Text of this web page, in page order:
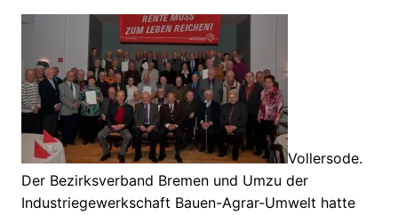
Vollersode.
Der Bezirksverband Bremen und Umzu der
Industriegewerkschaft Bauen-Agrar-Umwelt hatte